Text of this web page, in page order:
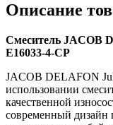
Описание
Смеситель JACOB
E16033-4-CP
JACOB DELAFON
использовании
качественной
современный дизайн